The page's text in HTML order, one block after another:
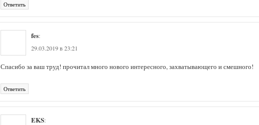
Ответить
fes:
29.03.2019 в 23:21
Спасибо за ваш труд! прочитал много нового интересного, захватывающего и смешного!
Ответить
EKS: